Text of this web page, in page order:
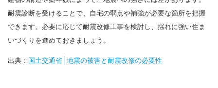
耐震診断を受けることで、自宅の弱点や補強が必要な箇所を把握
できます。必要に応じて耐震改修工事を検討し、揺れに強い住ま
いづくりを進めておきましょう。
出典： 国土交通省│地震の被害と耐震改修の必要性